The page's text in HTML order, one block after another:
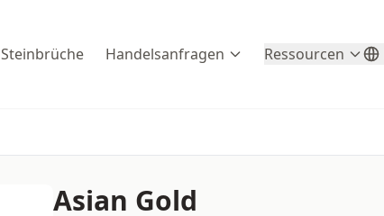
Steinbrüche Handelsanfragen Ressourcen
Asian Gold